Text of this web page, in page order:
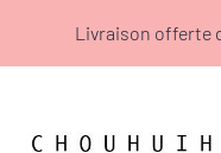
Livraison offerte